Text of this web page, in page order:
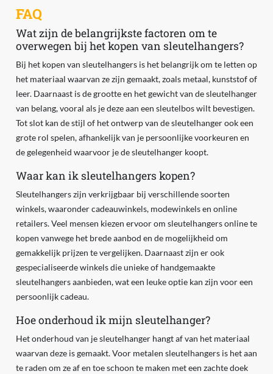
FAQ
Wat zijn de belangrijkste factoren om te
overwegen bij het kopen van sleutelhangers?
Bij het kopen van sleutelhangers is het belangrijk om te letten op
het materiaal waarvan ze zijn gemaakt, zoals metaal, kunststof of
leer. Daarnaast is de grootte en het gewicht van de sleutelhanger
van belang, vooral als je deze aan een sleutelbos wilt bevestigen.
Tot slot kan de stijl of het ontwerp van de sleutelhanger ook een
grote rol spelen, afhankelijk van je persoonlijke voorkeuren en
de gelegenheid waarvoor je de sleutelhanger koopt.
Waar kan ik sleutelhangers kopen?
Sleutelhangers zijn verkrijgbaar bij verschillende soorten
winkels, waaronder cadeauwinkels, modewinkels en online
retailers. Veel mensen kiezen ervoor om sleutelhangers online te
kopen vanwege het brede aanbod en de mogelijkheid om
gemakkelijk prijzen te vergelijken. Daarnaast zijn er ook
gespecialiseerde winkels die unieke of handgemaakte
sleutelhangers aanbieden, wat een leuke optie kan zijn voor een
persoonlijk cadeau.
Hoe onderhoud ik mijn sleutelhanger?
Het onderhoud van je sleutelhanger hangt af van het materiaal
waarvan deze is gemaakt. Voor metalen sleutelhangers is het aan
te raden om ze af en toe schoon te maken met een zachte doek